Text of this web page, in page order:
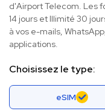
d'Airport Telecom. Les
14 jours et Illimité 30
à vos e-mails,
applications.
Choisissez le type:
eSIM